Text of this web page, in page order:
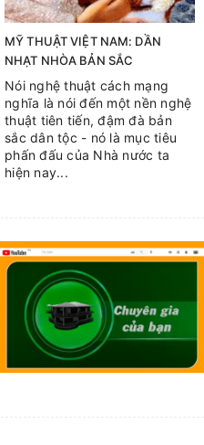
MỸ THUẬT VIỆT NAM: DẦN
NHẠT NHÒA BẢN SẮC
Nói nghệ thuật cách mạng
nghĩa là nói đến một nền nghệ
thuật tiên tiến, đậm đà bản
sắc dân tộc - nó là mục tiêu
phấn đấu của Nhà nước ta
hiện nay...